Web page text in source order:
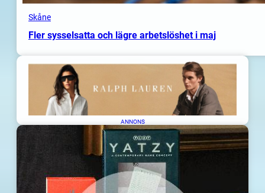
Skåne
Fler sysselsatta och lägre arbetslöshet i maj
ANNONS